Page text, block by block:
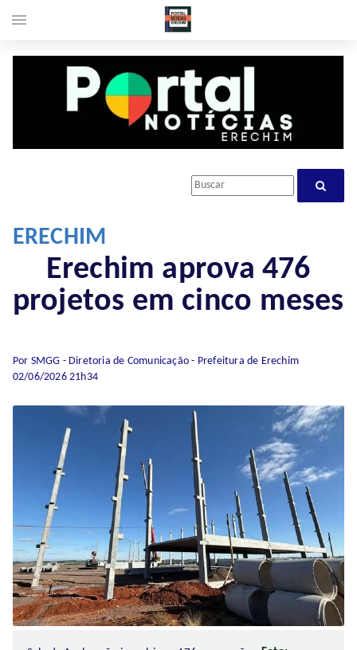
ERECHIM
Erechim aprova 476
projetos em cinco meses
Por SMGG - Diretoria de Comunicação - Prefeitura de Erechim
02/06/2026 21h34
menu